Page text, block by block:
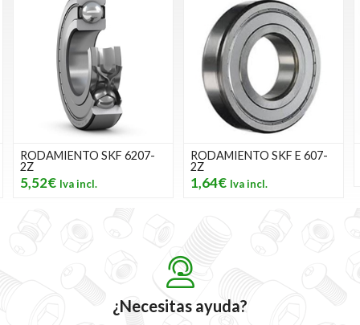
RODAMIENTO SKF 6207-
2Z
5,52€
RODAMIENTO SKF E 607-
2Z
1,64€
¿Necesitas ayuda?